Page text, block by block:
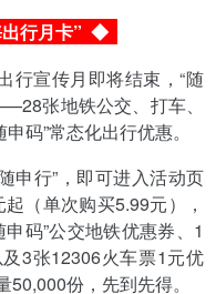
行月卡” ◆
行宣传月即将结束，“随
张地铁公交、打车、
码”常态化出行优惠。
申行”，即可进入活动页
（单次购买5.99元），
码”公交地铁优惠券、1
3张12306火车票1元优
份，先到先得。